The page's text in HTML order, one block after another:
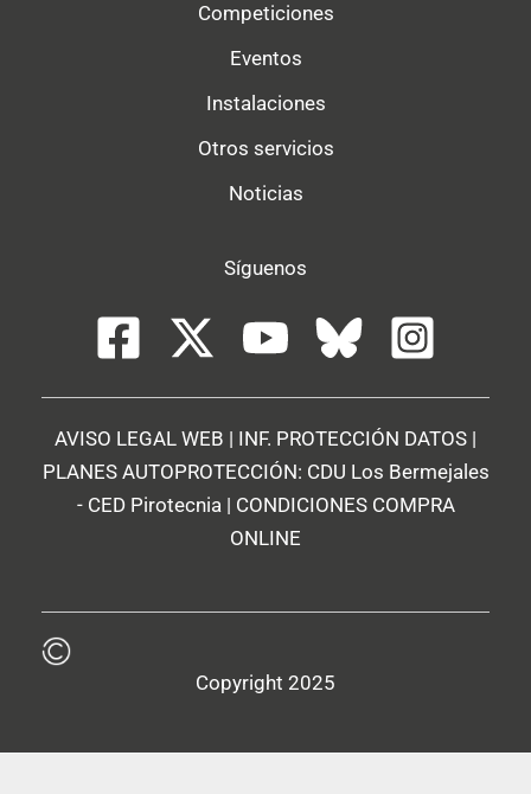
Competiciones
Eventos
Instalaciones
Otros servicios
Noticias
Síguenos
AVISO LEGAL WEB | INF. PROTECCIÓN DATOS |
PLANES AUTOPROTECCIÓN: CDU Los Bermejales
- CED Pirotecnia| CONDICIONES COMPRA
ONLINE
Copyright 2025